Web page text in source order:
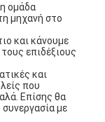
ομάδα
μηχανή στο
και κάνουμε
επιδέξιους
και
που
Επίσης θα
με